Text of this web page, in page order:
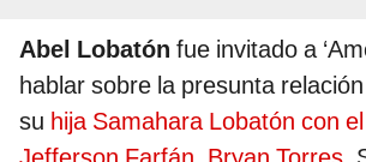
Abel Lobatón fue invitado a
hablar sobre la presunta
su hija Samahara Lobatón con